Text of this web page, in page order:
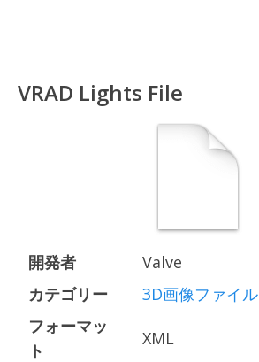
VRAD Lights File
開発者
Valve
カテゴリー
3D画像ファイル
フォーマッ
ト
XML